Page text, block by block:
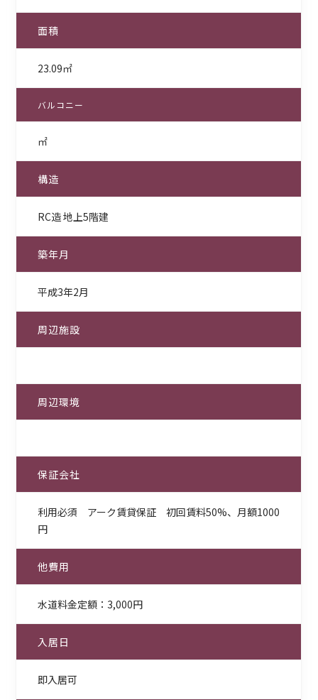
面積
23.09㎡
バルコニー
㎡
構造
RC造 地上5階建
築年月
平成3年2月
周辺施設
周辺環境
保証会社
利用必須 アーク賃貸保証 初回賃料50%、月額1000
円
他費用
水道料金定額：3,000円
入居日
即入居可